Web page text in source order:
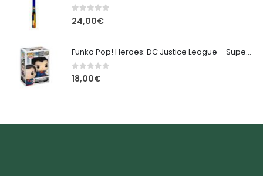
0 out of 5
24,00€
Funko Pop! Heroes: DC Justice League – Superman #207 Φιγούρα
0out of 5
18,00€